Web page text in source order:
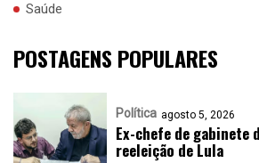
Saúde
POSTAGENS POPULARES
Política agosto 5, 2026
Ex-chefe de gabinete
reeleição de Lula